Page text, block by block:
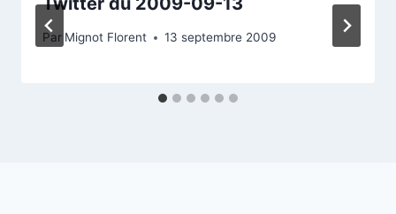
Par Mignot Florent 13 septembre 2009